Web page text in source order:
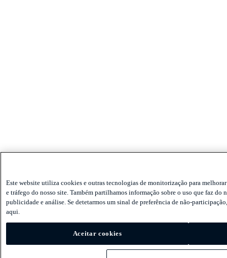
Este website utiliza cookies e outras tecnologias de monitorização para
e tráfego do nosso site. Também partilhamos informação sobre o uso que faz do
publicidade e análise. Se detetarmos um sinal de preferência de não-
aqui.
Aceitar cookies